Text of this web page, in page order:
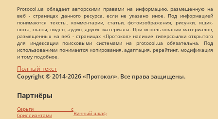
Protocol.ua обладает авторскими правами на информацию, размещенную на
веб - страницах данного ресурса, если не указано иное. Под информацией
понимаются тексты, комментарии, статьи, фотоизображения, рисунки, ящик-
шота, сканы, видео, аудио, другие материалы. При использовании материалов,
размещенных на веб - страницах «Протокол» наличие гиперссылки открытого
для индексации поисковыми системами на protocol.ua обязательна. Под
использованием понимается копирования, адаптация, рерайтинг, модификация
и тому подобное.
Полный текст
Copyright © 2014-2026 «Протокол». Все права защищены.
Партнёры
Серьги с
бриллиантами
Винный шкаф